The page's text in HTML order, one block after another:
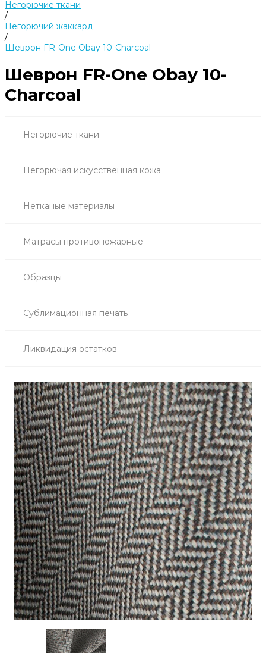
Негорючие ткани
/
Негорючий жаккард
/
Шеврон FR-One Obay 10-Charcoal
Шеврон FR-One Obay 10-
Charcoal
Негорючие ткани
Негорючая искусственная кожа
Нетканые материалы
Матрасы противопожарные
Образцы
Сублимационная печать
Ликвидация остатков